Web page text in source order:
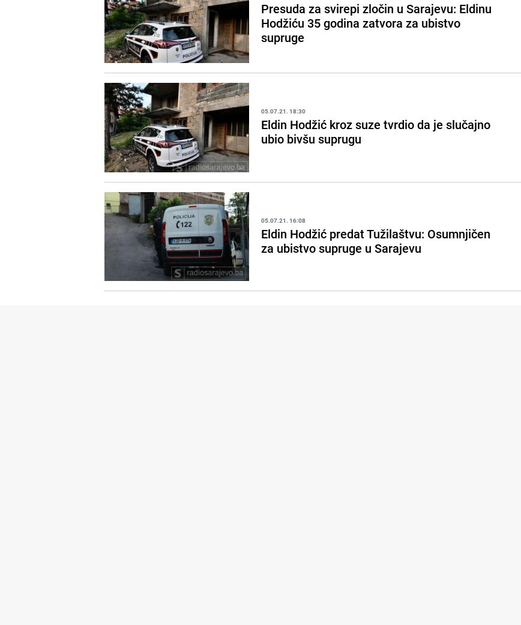
Presuda za svirepi zločin u Sarajevu: Eldinu
Hodžiću 35 godina zatvora za ubistvo
supruge
05.07.21. 18:30
Eldin Hodžić kroz suze tvrdio da je slučajno
ubio bivšu suprugu
05.07.21. 16:08
Eldin Hodžić predat Tužilaštvu: Osumnjičen
za ubistvo supruge u Sarajevu